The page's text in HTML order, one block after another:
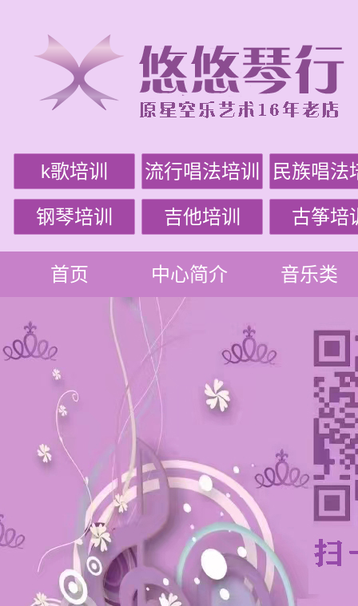
k歌培训 流行唱法培训 民族唱法
钢琴培训 吉他培训 古筝培
首页 中心简介 音乐类